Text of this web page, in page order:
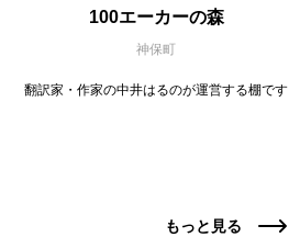
100エーカーの森
神保町
翻訳家・作家の中井はるのが運営する棚です
もっと見る